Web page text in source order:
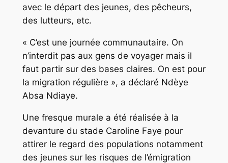
avec le départ des jeunes, des pêcheurs,
des lutteurs, etc.
« C’est une journée communautaire. On
n’interdit pas aux gens de voyager mais il
faut partir sur des bases claires. On est pour
la migration régulière », a déclaré Ndèye
Absa Ndiaye.
Une fresque murale a été réalisée à la
devanture du stade Caroline Faye pour
attirer le regard des populations notamment
des jeunes sur les risques de l’émigration